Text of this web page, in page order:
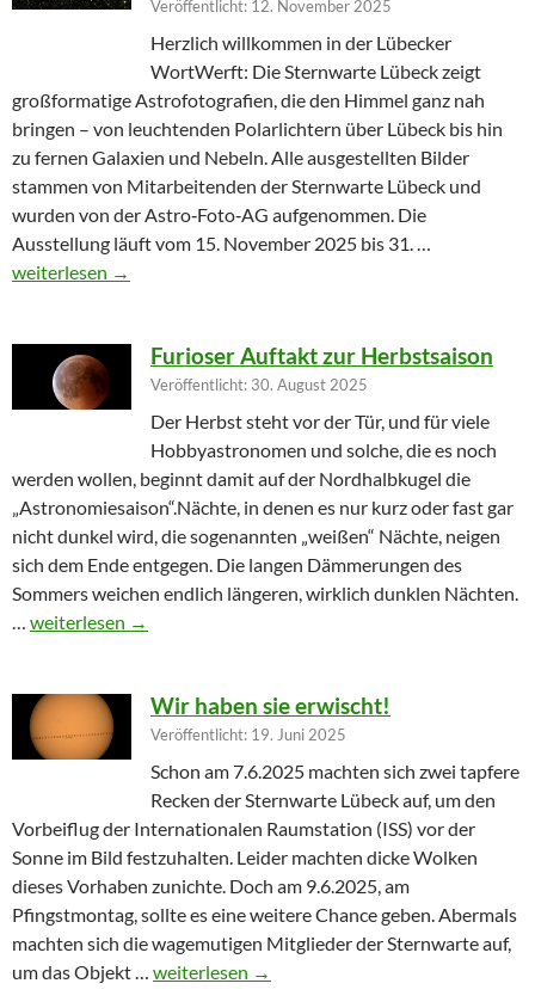
Veröffentlicht: 12. November 2025
Herzlich willkommen in der Lübecker
WortWerft: Die Sternwarte Lübeck zeigt
großformatige Astrofotografien, die den Himmel ganz nah
bringen – von leuchtenden Polarlichtern über Lübeck bis hin
zu fernen Galaxien und Nebeln. Alle ausgestellten Bilder
stammen von Mitarbeitenden der Sternwarte Lübeck und
wurden von der Astro‑Foto‑AG aufgenommen. Die
Ausstellung läuft vom 15. November 2025 bis 31. …
Zwischen Wort und Weltall – Abheben erwünscht!
weiterlesen →
Furioser Auftakt zur Herbstsaison
Veröffentlicht: 30. August 2025
Der Herbst steht vor der Tür, und für viele
Hobbyastronomen und solche, die es noch
werden wollen, beginnt damit auf der Nordhalbkugel die
„Astronomiesaison“.Nächte, in denen es nur kurz oder fast gar
nicht dunkel wird, die sogenannten „weißen“ Nächte, neigen
sich dem Ende entgegen. Die langen Dämmerungen des
Sommers weichen endlich längeren, wirklich dunklen Nächten.
… Furioser Auftakt zur Herbstsaison
weiterlesen →
Wir haben sie erwischt!
Veröffentlicht: 19. Juni 2025
Schon am 7.6.2025 machten sich zwei tapfere
Recken der Sternwarte Lübeck auf, um den
Vorbeiflug der Internationalen Raumstation (ISS) vor der
Sonne im Bild festzuhalten. Leider machten dicke Wolken
dieses Vorhaben zunichte. Doch am 9.6.2025, am
Pfingstmontag, sollte es eine weitere Chance geben. Abermals
machten sich die wagemutigen Mitglieder der Sternwarte auf,
um das Objekt … Wir haben sie erwischt!
weiterlesen →